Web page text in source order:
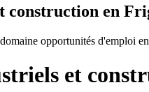
en
opportunités d'emploi
et